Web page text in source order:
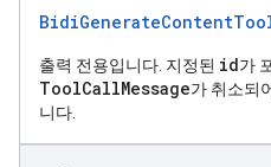
출력 전용입니다. 지정된 id가
ToolCallMessage가 취소되
니다.